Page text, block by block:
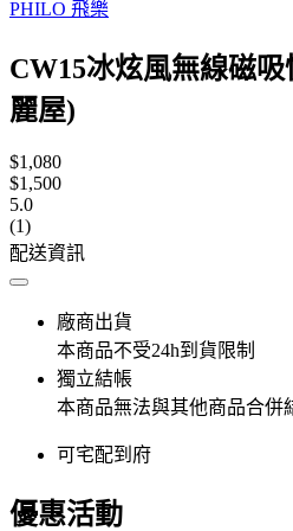
PHILO 飛樂
CW15冰炫風無線磁
麗屋)
$1,080
$1,500
5.0
(1)
配送資訊
廠商出貨
本商品不受24h到貨限制
獨立結帳
本商品無法與其他商品合併
可宅配到府
優惠活動